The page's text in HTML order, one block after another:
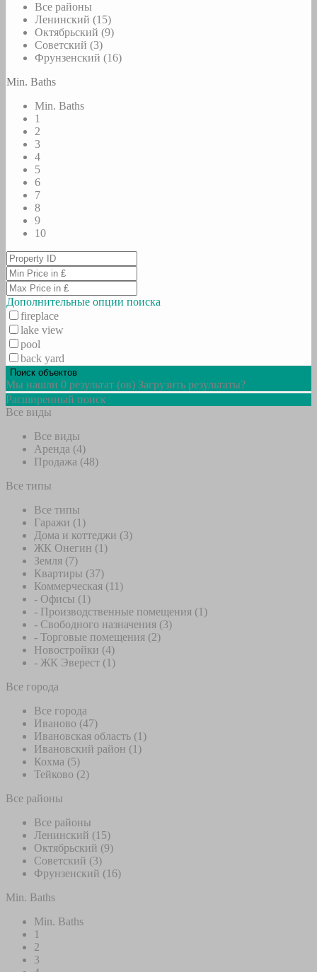
Все районы
Ленинский (15)
Октябрьский (9)
Советский (3)
Фрунзенский (16)
Min. Baths
Min. Baths
1
2
3
4
5
6
7
8
9
10
Дополнительные опции поиска
fireplace
lake view
pool
back yard
Мы нашли 0 результат (ов) Загрузить результаты?
Расширенный поиск
Все виды
Все виды
Аренда (4)
Продажа (48)
Все типы
Все типы
Гаражи (1)
Дома и коттеджи (3)
ЖК Онегин (1)
Земля (7)
Квартиры (37)
Коммерческая (11)
- Офисы (1)
- Производственные помещения (1)
- Свободного назначения (3)
- Торговые помещения (2)
Новостройки (4)
- ЖК Эверест (1)
Все города
Все города
Иваново (47)
Ивановская область (1)
Ивановский район (1)
Кохма (5)
Тейково (2)
Все районы
Все районы
Ленинский (15)
Октябрьский (9)
Советский (3)
Фрунзенский (16)
Min. Baths
Min. Baths
1
2
3